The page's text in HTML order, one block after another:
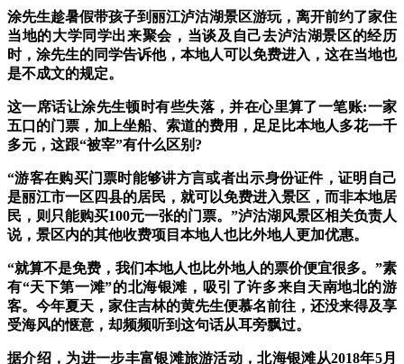
涂先生趁暑假带孩子到丽江泸沽湖景区游玩，离开前约了家住
当地的大学同学出来聚会，当谈及自己去泸沽湖景区的经历
时，涂先生的同学告诉他，本地人可以免费进入，这在当地也
是不成文的规定。
这一席话让涂先生顿时有些失落，并在心里算了一笔账:一家
五口的门票，加上坐船、索道的费用，足足比本地人多花一千
多元，这跟“被宰”有什么区别?
“游客在购买门票时能够讲方言或者出示身份证件，证明自己
是丽江市一区四县的居民，就可以免费进入景区，而非本地居
民，则只能购买100元一张的门票。”泸沽湖风景区相关负责人
说，景区内的其他收费项目本地人也比外地人更加优惠。
“就算不是免费，我们本地人也比外地人的票价便宜很多。”素
有“天下第一滩”的北海银滩，吸引了许多来自天南地北的游
客。今年夏天，家住吉林的黄先生便慕名前往，还没来得及享
受海风的惬意，却频频听到这句话从耳旁飘过。
据介绍，为进一步丰富银滩旅游活动，北海银滩从2018年5月